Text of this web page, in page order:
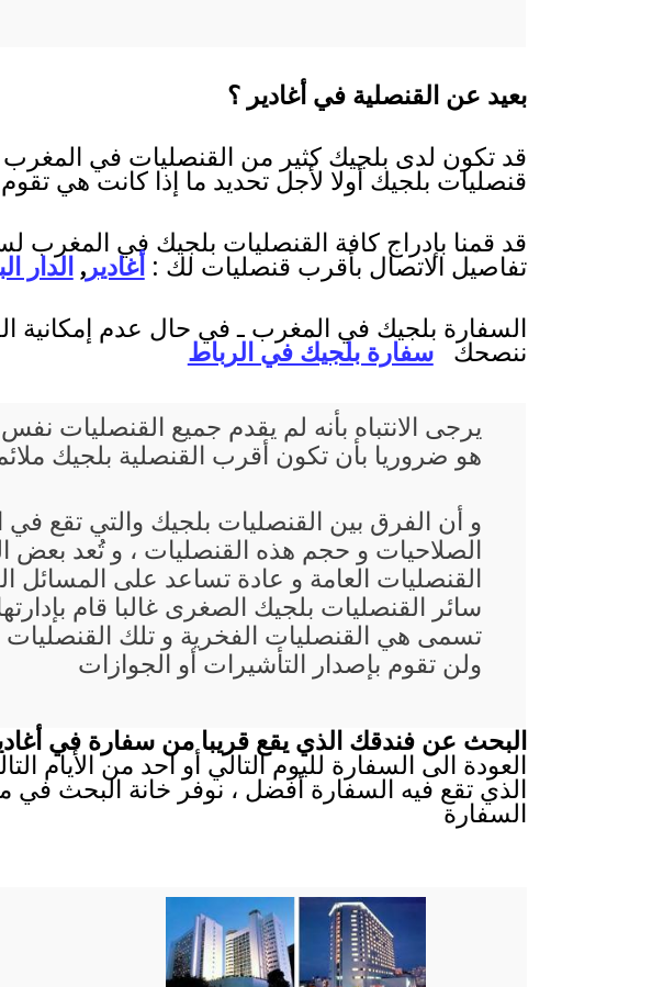
بعيد عن القنصلية في أغادير ؟
قد تكون لدى بلجيك كثير من القنصليات في المغرب
قنصليات بلجيك أولا لأجل تحديد ما إذا كانت هي تقوم
قد قمنا بإدراج كافة القنصليات بلجيك في المغرب
تفاصيل الاتصال بأقرب قنصليات لك : أغادير, الدار
السفارة بلجيك في المغرب ـ في حال عدم إمكانية
ننصحكسفارة بلجيك في الرباط
يرجى الانتباه بأنه لم يقدم جميع القنصليات
هو ضروريا بأن تكون أقرب القنصلية بلجيك
و أن الفرق بين القنصليات بلجيك والتي تقع
الصلاحيات و حجم هذه القنصليات ، و تُعد بعض
القنصليات العامة و عادة تساعد على المسائل
سائر القنصليات بلجيك الصغرى غالبا قام
تسمى هي القنصليات الفخرية و تلك القنصليات
ولن تقوم بإصدار التأشيرات أو الجوازات
البحث عن فندقك الذي يقع قريبا من سفارة في
العودة الى السفارة لليوم التالي أو احد من
الذي تقع فيه السفارة أفضل ، نوفر خانة البحث
السفارة